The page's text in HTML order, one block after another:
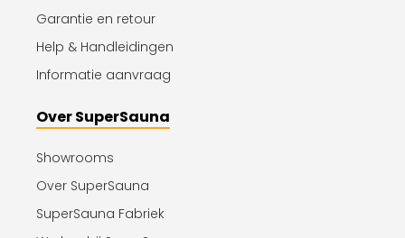
Garantie en retour
Help & Handleidingen
Informatie aanvraag
Over SuperSauna
Showrooms
Over SuperSauna
SuperSauna Fabriek